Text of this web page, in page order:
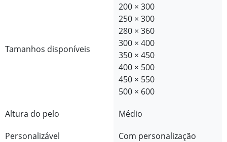
Tamanhos disponíveis
200 × 300
250 × 300
280 × 360
300 × 400
350 × 450
400 × 500
450 × 550
500 × 600
Altura do pelo
Médio
Personalizável
Com personalização